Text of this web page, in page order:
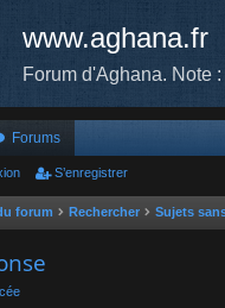
www.aghana.fr
Forum d'Aghana. Note
Forums
S’enregistrer
forum Rechercher Sujets